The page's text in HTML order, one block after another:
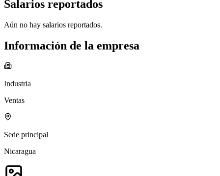
Salarios reportados
Aún no hay salarios reportados.
Información de la empresa
Industria
Ventas
Sede principal
Nicaragua